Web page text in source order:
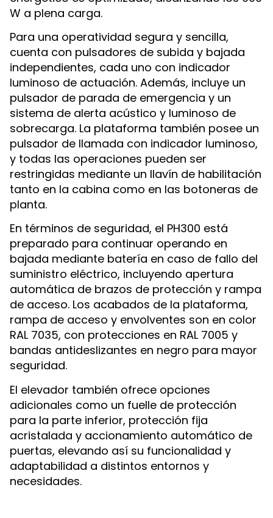
W a plena carga.
Para una operatividad segura y sencilla,
cuenta con pulsadores de subida y bajada
independientes, cada uno con indicador
luminoso de actuación. Además, incluye un
pulsador de parada de emergencia y un
sistema de alerta acústico y luminoso de
sobrecarga. La plataforma también posee un
pulsador de llamada con indicador luminoso,
y todas las operaciones pueden ser
restringidas mediante un llavín de habilitación
tanto en la cabina como en las botoneras de
planta.
En términos de seguridad, el PH300 está
preparado para continuar operando en
bajada mediante batería en caso de fallo del
suministro eléctrico, incluyendo apertura
automática de brazos de protección y rampa
de acceso. Los acabados de la plataforma,
rampa de acceso y envolventes son en color
RAL 7035, con protecciones en RAL 7005 y
bandas antideslizantes en negro para mayor
seguridad.
El elevador también ofrece opciones
adicionales como un fuelle de protección
para la parte inferior, protección fija
acristalada y accionamiento automático de
puertas, elevando así su funcionalidad y
adaptabilidad a distintos entornos y
necesidades.